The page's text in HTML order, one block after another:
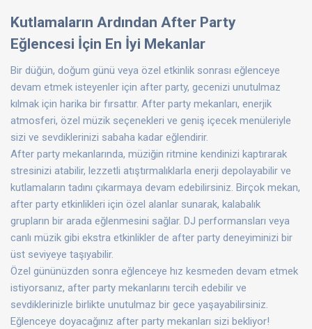
Kutlamaların Ardından After Party
Eğlencesi İçin En İyi Mekanlar
Bir düğün, doğum günü veya özel etkinlik sonrası eğlenceye
devam etmek isteyenler için after party, gecenizi unutulmaz
kılmak için harika bir fırsattır. After party mekanları, enerjik
atmosferi, özel müzik seçenekleri ve geniş içecek menüleriyle
sizi ve sevdiklerinizi sabaha kadar eğlendirir.
After party mekanlarında, müziğin ritmine kendinizi kaptırarak
stresinizi atabilir, lezzetli atıştırmalıklarla enerji depolayabilir ve
kutlamaların tadını çıkarmaya devam edebilirsiniz. Birçok mekan,
after party etkinlikleri için özel alanlar sunarak, kalabalık
grupların bir arada eğlenmesini sağlar. DJ performansları veya
canlı müzik gibi ekstra etkinlikler de after party deneyiminizi bir
üst seviyeye taşıyabilir.
Özel gününüzden sonra eğlenceye hız kesmeden devam etmek
istiyorsanız, after party mekanlarını tercih edebilir ve
sevdiklerinizle birlikte unutulmaz bir gece yaşayabilirsiniz.
Eğlenceye doyacağınız after party mekanları sizi bekliyor!